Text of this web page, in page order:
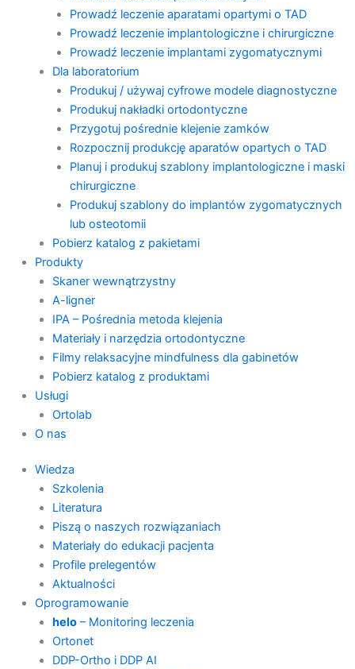
Prowadź leczenie aparatami opartymi o TAD
Prowadź leczenie implantologiczne i chirurgiczne
Prowadź leczenie implantami zygomatycznymi
Dla laboratorium
Produkuj / używaj cyfrowe modele diagnostyczne
Produkuj nakładki ortodontyczne
Przygotuj pośrednie klejenie zamków
Rozpocznij produkcję aparatów opartych o TAD
Planuj i produkuj szablony implantologiczne i maski
chirurgiczne
Produkuj szablony do implantów zygomatycznych
lub osteotomii
Pobierz katalog z pakietami
Produkty
Skaner wewnątrzystny
A-ligner
IPA – Pośrednia metoda klejenia
Materiały i narzędzia ortodontyczne
Filmy relaksacyjne mindfulness dla gabinetów
Pobierz katalog z produktami
Usługi
Ortolab
O nas
Wiedza
Szkolenia
Literatura
Piszą o naszych rozwiązaniach
Materiały do edukacji pacjenta
Profile prelegentów
Aktualności
Oprogramowanie
helo– Monitoring leczenia
Ortonet
DDP-Ortho i DDP AI